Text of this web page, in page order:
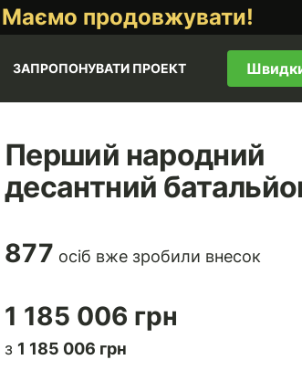
Маємо продовжувати!
ЗАПРОПОНУВАТИ ПРОЕКТ
Перший народний
десантний
877 осіб вже зробили внесок
1 185 006 грн
з 1 185 006 грн